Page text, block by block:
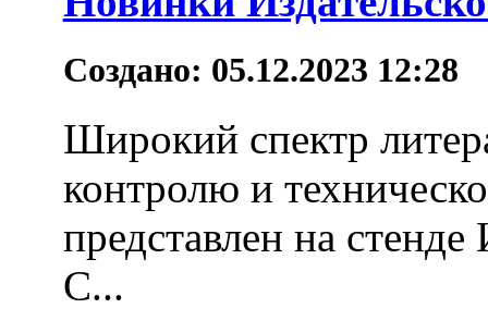
Создано: 05.12.2023 12:28
Широкий спектр
контролю и
представлен на
С...